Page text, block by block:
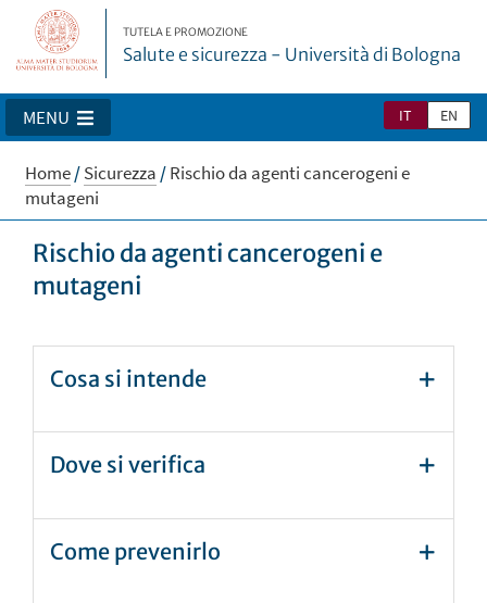
TUTELA E PROMOZIONE
Salute e sicurezza - Università di Bologna
IT EN
MENU
Home/Sicurezza /Rischio da agenti cancerogeni e
mutageni
Rischio da agenti cancerogeni e
mutageni
Cosa si intende
Dove si verifica
Come prevenirlo